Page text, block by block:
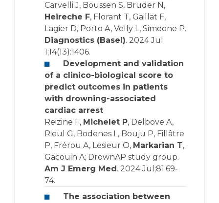
Carvelli J, Boussen S, Bruder N,
Heireche F, Florant T, Gaillat F,
Lagier D, Porto A, Velly L, Simeone P.
Diagnostics (Basel). 2024 Jul
1;14(13):1406.
Development and validation
of a clinico-biological score to
predict outcomes in patients
with drowning-associated
cardiac arrest
Reizine F, Michelet P, Delbove A,
Rieul G, Bodenes L, Bouju P, Fillâtre
P, Frérou A, Lesieur O, Markarian T,
Gacouin A; DrownAP study group.
Am J Emerg Med . 2024 Jul;81:69-
74.
The association between